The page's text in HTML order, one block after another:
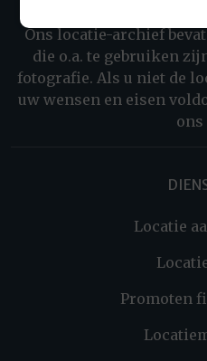
Ons locatie-archief
die o.a. te gebruiken
fotografie. Als u niet de
uw wensen en eisen
ons
Locatie
Promoten